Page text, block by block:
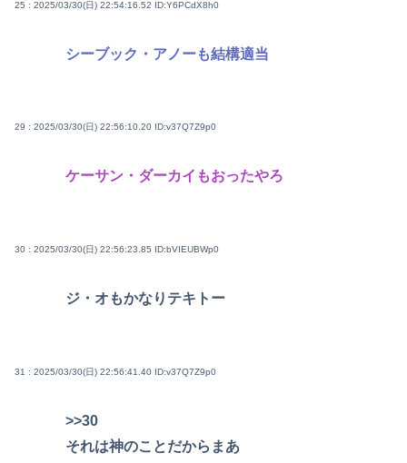
25 : 2025/03/30(日) 22:54:16.52 ID:Y6PCdX8h0
シーブック・アノーも結構適当
29 : 2025/03/30(日) 22:56:10.20 ID:v37Q7Z9p0
ケーサン・ダーカイもおったやろ
30 : 2025/03/30(日) 22:56:23.85 ID:bVIEUBWp0
ジ・オもかなりテキトー
31 : 2025/03/30(日) 22:56:41.40 ID:v37Q7Z9p0
>>30
それは神のことだからまあ